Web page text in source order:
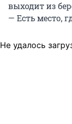
выходит из
— Есть место,
Не удалось